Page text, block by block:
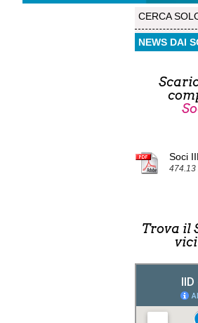
CERCA
NEWS DAI
Soci
474.13
Trova il